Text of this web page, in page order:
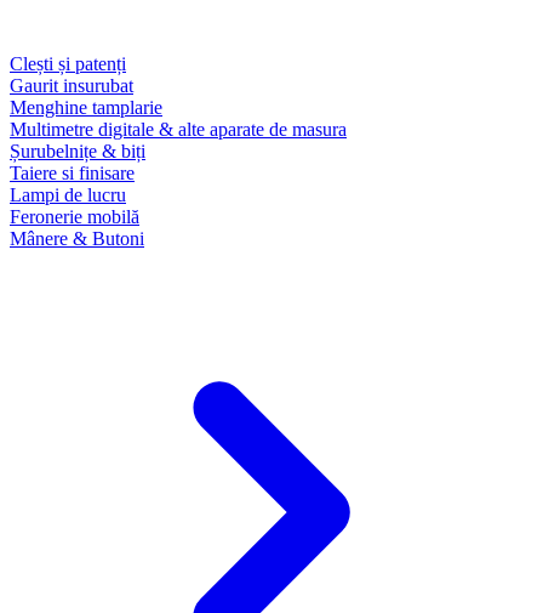
Clești și patenți
Gaurit insurubat
Menghine tamplarie
Multimetre digitale & alte aparate de masura
Șurubelnițe & biți
Taiere si finisare
Lampi de lucru
Feronerie mobilă
Mânere & Butoni